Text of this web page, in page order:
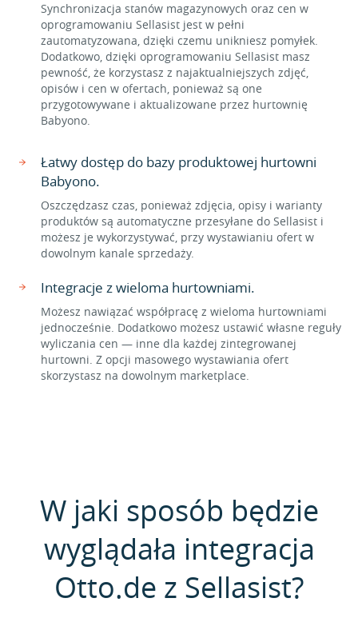
Synchronizacja stanów magazynowych oraz cen w
oprogramowaniu Sellasist jest w pełni
zautomatyzowana, dzięki czemu unikniesz pomyłek.
Dodatkowo, dzięki oprogramowaniu Sellasist masz
pewność, że korzystasz z najaktualniejszych zdjęć,
opisów i cen w ofertach, ponieważ są one
przygotowywane i aktualizowane przez hurtownię
Babyono.
Łatwy dostęp do bazy produktowej hurtowni
Babyono.
Oszczędzasz czas, ponieważ zdjęcia, opisy i warianty
produktów są automatyczne przesyłane do Sellasist i
możesz je wykorzystywać, przy wystawianiu ofert w
dowolnym kanale sprzedaży.
Integracje z wieloma hurtowniami.
Możesz nawiązać współpracę z wieloma hurtowniami
jednocześnie. Dodatkowo możesz ustawić własne reguły
wyliczania cen — inne dla każdej zintegrowanej
hurtowni. Z opcji masowego wystawiania ofert
skorzystasz na dowolnym marketplace.
W jaki sposób będzie
wyglądała integracja
Otto.de z Sellasist?